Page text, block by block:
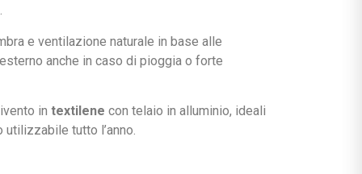
e ventilazione naturale in base alle
anche in caso di pioggia o forte
in textilene con telaio in alluminio, ideali
tutto l’anno.